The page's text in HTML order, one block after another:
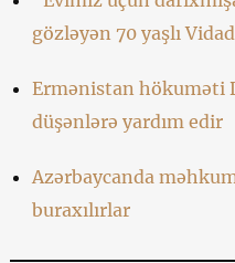
gözləyən 70 yaşlı
Ermənistan hökuməti
düşənlərə yardım edir
Azərbaycanda
buraxılırlar